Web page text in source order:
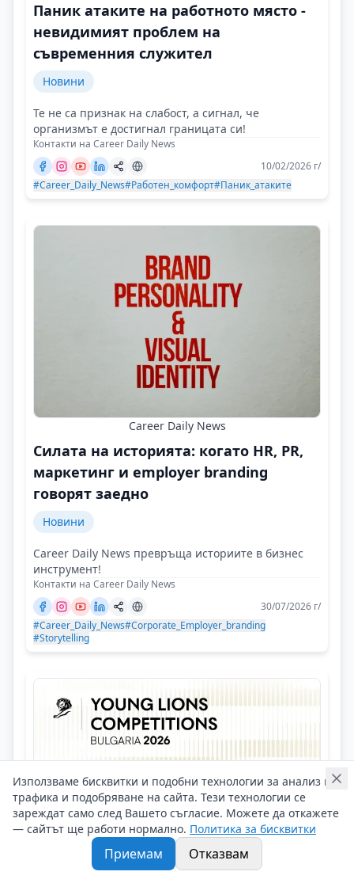
Паник атаките на работното място -
невидимият проблем на
съвременния служител
Новини
Те не са признак на слабост, а сигнал, че
организмът е достигнал границата си!
Контакти на Career Daily News
10/02/2026 г/
#Career_Daily_News#Работен_комфорт#Паник_атаките
Career Daily News
Силата на историята: когато HR, PR,
маркетинг и employer branding
говорят заедно
Новини
Career Daily News превръща историите в бизнес
инструмент!
Контакти на Career Daily News
30/07/2026 г/
#Career_Daily_News#Corporate_Employer_branding
#Storytelling
Използваме бисквитки и подобни технологии за анализ на
трафика и подобряване на сайта. Тези технологии се
зареждат само след Вашето съгласие. Можете да откажете
— сайтът ще работи нормално. Политика за бисквитки
Приемам Отказвам